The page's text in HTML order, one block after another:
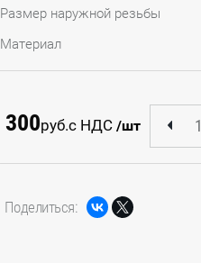
Размер наружной резьбы
Материал
300руб.с НДС /шт
Поделиться: